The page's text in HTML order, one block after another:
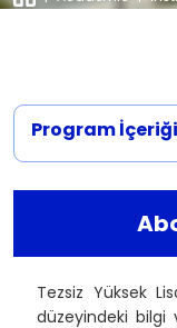
Recruitment
Program İçeriği
Tezsiz Yüksek
düzeyindeki bilgi